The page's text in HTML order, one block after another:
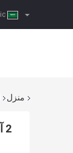
منزل
2 آلة طباعة الحفر بالألوان فليكسو